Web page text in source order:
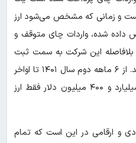
بوده است و زمانی که مشخص می‌شود ارز
داده شده، واردات چای متوقف و
این شرکت به سمت ثبت
سفارش ماشین آلات سوق داده شد. از ۶ ماهه دوم سال ۱۴۰۱ تا اواخر
سال به این شرکت بالغ بر یک میلیارد و ۴۰۰ میلیون دلار فقط ارز
و ارقامی در این است که تمام